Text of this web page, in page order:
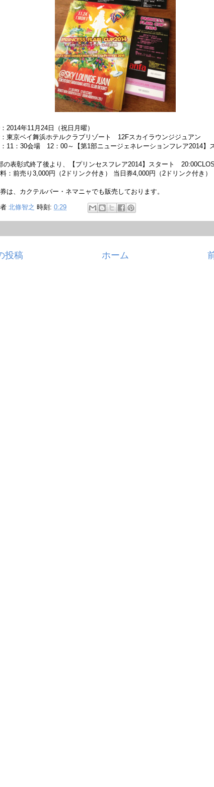
2014年11月24日（祝日月曜）
東京ベイ舞浜ホテルクラブリゾート 12Fスカイラウンジジュアン
11：30会場 12：00～【第1部ニュージェネレーションフレア2014】
の表彰式終了後より、【プリンセスフレア2014】スタート
：前売り3,000円（2ドリンク付き） 当日券4,000円（2ドリンク付き）
は、カクテルバー・ネマニャでも販売しております。
北條智之 時刻: 0:29
投稿 ホーム